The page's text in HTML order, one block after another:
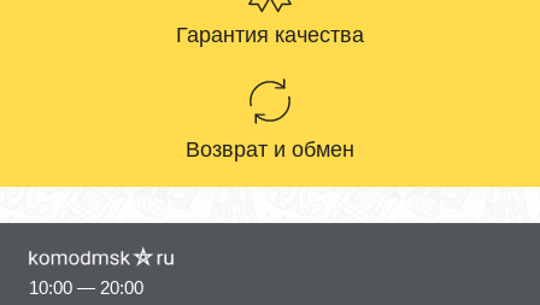
Гарантия качества
Возврат и обмен
10:00 — 20:00